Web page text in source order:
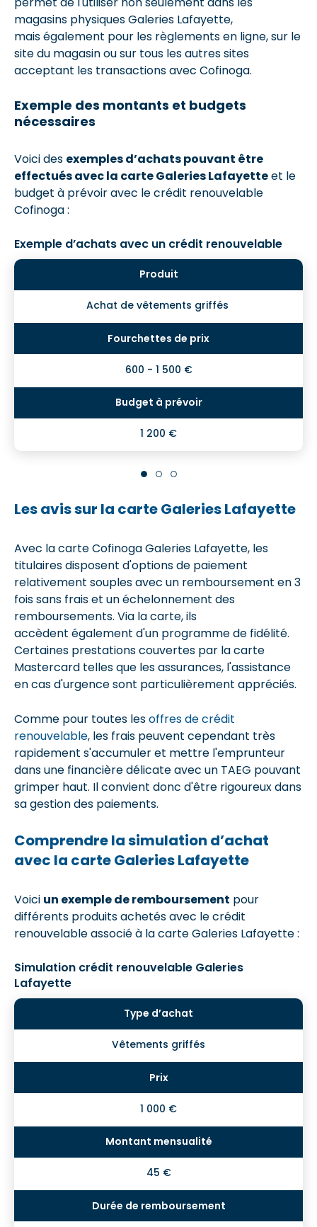
magasins physiques Galeries Lafayette,
mais également pour les règlements en ligne, sur le
site du magasin ou sur tous les autres sites
acceptant les transactions avec Cofinoga.
Exemple des montants et budgets
nécessaires
Voici des exemples d’achats pouvant être
effectués avec la carte Galeries Lafayetteet le
budget à prévoir avec le crédit renouvelable
Cofinoga :
Exemple d’achats avec un crédit renouvelable
Achat de vêtements griffés
600 - 1 500 €
1 200 €
Les avis sur la carte Galeries Lafayette
Avec la carte Cofinoga Galeries Lafayette, les
titulaires disposent d'options de paiement
relativement souples avec un remboursement en 3
fois sans frais et un échelonnement des
remboursements. Via la carte, ils
accèdent également d'un programme de fidélité.
Certaines prestations couvertes par la carte
Mastercard telles que les assurances, l'assistance
en cas d'urgence sont particulièrement appréciés.
Comme pour toutes lesoffres de crédit
renouvelable, les frais peuvent cependant très
rapidement s'accumuler et mettre l'emprunteur
dans une financière délicate avec un TAEG pouvant
grimper haut. Il convient donc d'être rigoureux dans
sa gestion des paiements.
Comprendre la simulation d’achat
avec la carte Galeries Lafayette
Voici un exemple de remboursement pour
différents produits achetés avec le crédit
renouvelable associé à la carte Galeries Lafayette :
Simulation crédit renouvelable Galeries
Lafayette
Vêtements griffés
1 000 €
45 €